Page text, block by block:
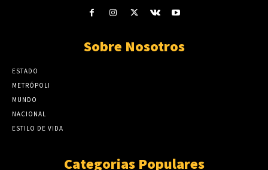
Sobre Nosotros
ESTADO
METRÓPOLI
MUNDO
NACIONAL
ESTILO DE VIDA
Categorias Populares